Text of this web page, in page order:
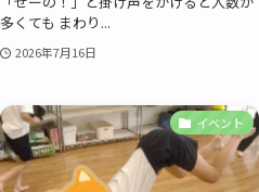
多くても まわり...
2026年7月16日
イベント